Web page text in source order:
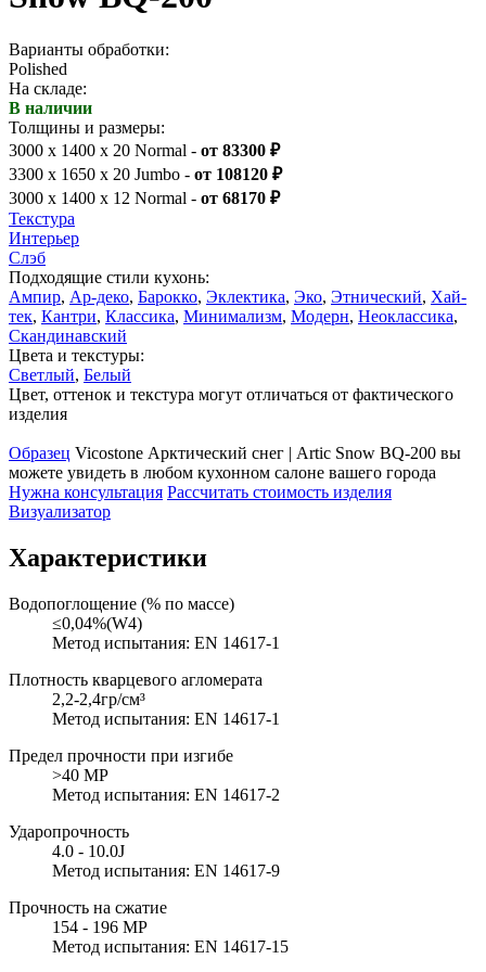
Варианты обработки:
Polished
На складе:
В наличии
Толщины и размеры:
3000 x 1400 x 20 Normal - от 83300 ₽
3300 x 1650 x 20 Jumbo - от 108120 ₽
3000 x 1400 x 12 Normal - от 68170 ₽
Текстура
Интерьер
Слэб
Подходящие стили кухонь:
Ампир, Ар-деко, Барокко, Эклектика, Эко, Этнический, Хай-
тек, Кантри, Классика, Минимализм, Модерн, Неоклассика,
Скандинавский
Цвета и текстуры:
Светлый, Белый
Цвет, оттенок и текстура могут отличаться от фактического
изделия
Образец Vicostone Арктический снег | Artic Snow BQ-200 вы
можете увидеть в любом кухонном салоне вашего города
Нужна консультация Рассчитать стоимость изделия
Визуализатор
Характеристики
Водопоглощение (% по массе)
≤0,04%(W4)
Метод испытания: EN 14617-1
Плотность кварцевого агломерата
2,2-2,4гр/см³
Метод испытания: EN 14617-1
Предел прочности при изгибе
>40 MP
Метод испытания: EN 14617-2
Ударопрочность
4.0 - 10.0J
Метод испытания: EN 14617-9
Прочность на сжатие
154 - 196 MP
Метод испытания: EN 14617-15